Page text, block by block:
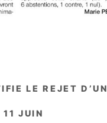
LE REJET D’UN
JUIN